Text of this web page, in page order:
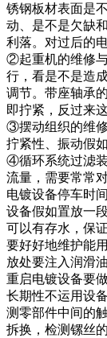
锈钢板材表面是
动、是不是欠缺
利落。对过后的
②起重机的维修
行，看是不是造
调节。带座轴承
即拧紧，反过来
③摆动组织的维
拧紧性、振动假
④循环系统过滤
流量，需要常常
电镀设备停车时
设备假如置放一
可以有存水，保
要好好地维护能
放处要注入润滑油
重启电镀设备要
长期性不运用设
测零部件中间的
拆换，检测镙丝